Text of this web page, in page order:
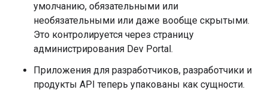
умолчанию, обязательными или
необязательными или даже вообще скрытыми.
Это контролируется через страницу
администрирования Dev Portal.
Приложения для разработчиков, разработчики и
продукты API теперь упакованы как сущности.